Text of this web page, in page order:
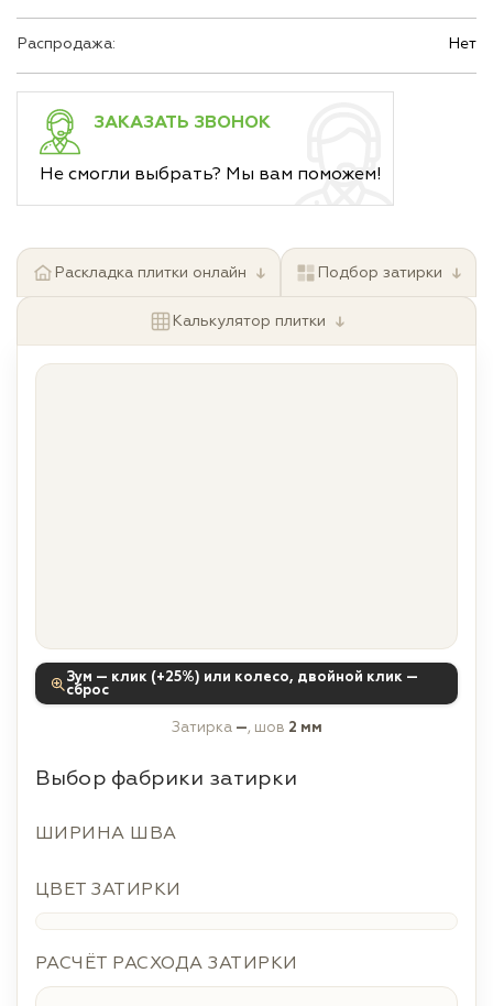
Распродажа: Нет
ЗАКАЗАТЬ ЗВОНОК
Не смогли выбрать? Мы вам поможем!
Раскладка плитки онлайн ↓ Подбор затирки ↓
Калькулятор плитки ↓
Зум — клик (+25%) или колесо, двойной клик —
сброс
Затирка —, шов 2 мм
Выбор фабрики затирки
ШИРИНА ШВА
ЦВЕТ ЗАТИРКИ
РАСЧЁТ РАСХОДА ЗАТИРКИ